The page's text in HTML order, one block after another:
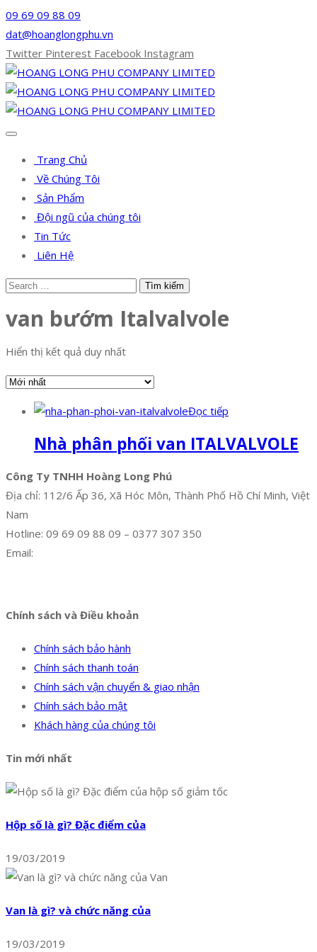
09 69 09 88 09
dat@hoanglongphu.vn
Twitter Pinterest Facebook Instagram
Trang Chủ
Về Chúng Tôi
Sản Phẩm
Đội ngũ của chúng tôi
Tin Tức
Liên Hệ
van bướm Italvalvole
Hiển thị kết quả duy nhất
Đọc tiếp
Nhà phân phối van ITALVALVOLE
Công Ty TNHH Hoàng Long Phú
Địa chỉ: 112/6 Ấp 36, Xã Hóc Môn, Thành Phố Hồ Chí Minh, Việt
Nam
Hotline: 09 69 09 88 09 – 0377 307 350
Email:
Chính sách và Điều khoản
Chính sách bảo hành
Chính sách thanh toán
Chính sách vận chuyển & giao nhận
Chính sách bảo mật
Khách hàng của chúng tôi
Tin mới nhất
Hộp số là gì? Đặc điểm của
19/03/2019
Van là gì? và chức năng của
19/03/2019